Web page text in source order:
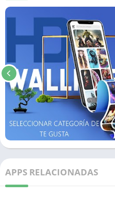
APPS RELACIONADAS